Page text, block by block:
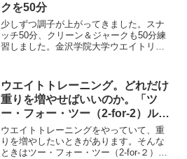
クを50分
少しずつ調子が上がってきました。スナ
ッチ50分、クリーン＆ジャークも50分練
習しました。金沢学院大学ウエイトリフ
定しています。・直近の試合に向けての
ゴール・今日のゴール...
ウエイトトレーニング。どれだけ
重りを増やせばいいのか。「ツ
ー・フォー・ツー（2-for-2）ルー
ル」を覚えましょう
ウエイトトレーニングをやっていて、重
りを増やしたいときがあります。そんな
ときはツー・フォー・ツー（2-for-２）ル